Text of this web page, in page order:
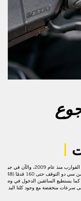
معتمد من قبِل خفر السواحل الأمريكي من أجل تحسين أمان القوارب منذ عام 2009، والآن في جيله
يستطيع السائقين الدخول في وضع
سرعات منخفضة مع وجود كلتا اليدين